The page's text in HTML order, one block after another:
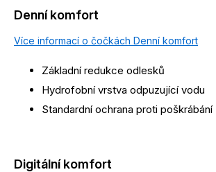
Denní komfort
Více informací o čočkách Denní komfort
Základní redukce odlesků
Hydrofobní vrstva odpuzující vodu
Standardní ochrana proti poškrábání
Digitální komfort